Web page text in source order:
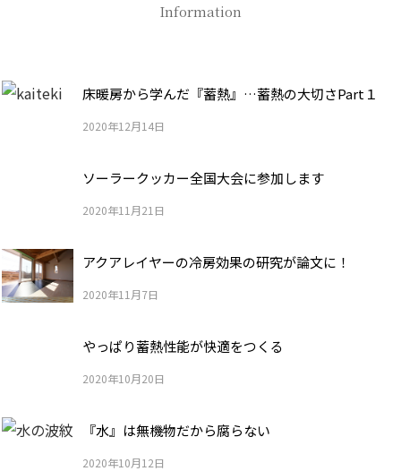
Information
床暖房から学んだ『蓄熱』…蓄熱の大切さPart１
2020年12月14日
ソーラークッカー全国大会に参加します
2020年11月21日
アクアレイヤーの冷房効果の研究が論文に！
2020年11月7日
やっぱり蓄熱性能が快適をつくる
2020年10月20日
『水』は無機物だから腐らない
2020年10月12日